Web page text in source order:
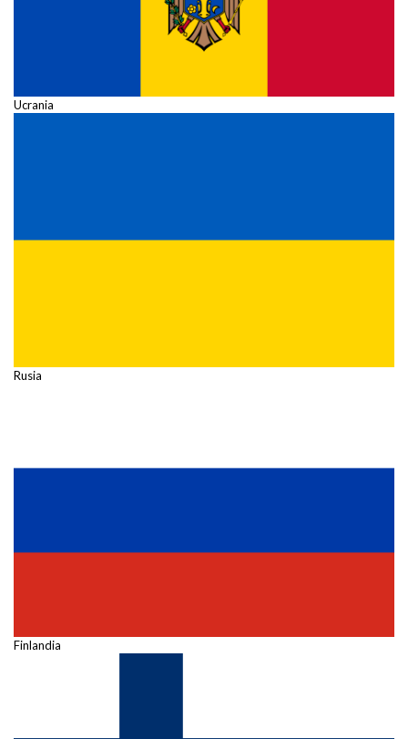
Ucrania
Rusia
Finlandia